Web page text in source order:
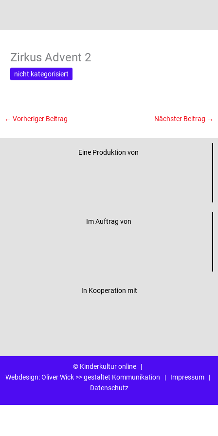
Zirkus Advent 2
nicht kategorisiert
← Vorheriger Beitrag Nächster Beitrag →
Eine Produktion von
Im Auftrag von
In Kooperation mit
© Kinderkultur online |
Webdesign:Oliver Wick >> gestaltet Kommunikation | Impressum|
Datenschutz